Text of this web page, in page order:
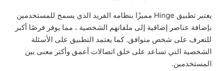
يعتبر تطبيق Hinge مميزًا بنظامه الفريد الذي يسمح للمستخدمين
بإضافة عناصر إضافية إلى ملفاتهم الشخصية ، مما يوفر فرصًا أكبر
للتعرف على شخص متوافق. كما يعتمد التطبيق على الأسئلة
الشخصية التي تساعد على خلق اتصالات أعمق وأكثر معنى بين
المستخدمين.